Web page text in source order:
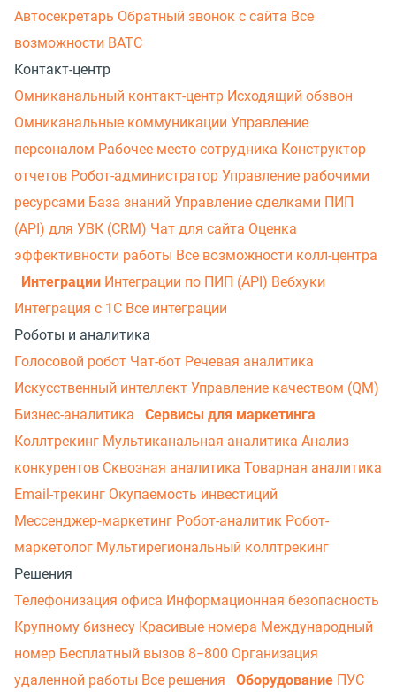
Автосекретарь Обратный звонок с сайта Все
возможности ВАТС
Контакт-центр
Омниканальный контакт-центр Исходящий обзвон
Омниканальные коммуникации Управление
персоналом Рабочее место сотрудника Конструктор
отчетов Робот-администратор Управление рабочими
ресурсами База знаний Управление сделками ПИП
(API) для УВК (CRM) Чат для сайта Оценка
эффективности работы Все возможности колл-центра
Интеграции Интеграции по ПИП (API) Вебхуки
Интеграция с 1С Все интеграции
Роботы и аналитика
Голосовой робот Чат-бот Речевая аналитика
Искусственный интеллект Управление качеством (QM)
Бизнес-аналитика
Сервисы для маркетинга
Коллтрекинг Мультиканальная аналитика Анализ
конкурентов Сквозная аналитика Товарная аналитика
Email-трекинг Окупаемость инвестиций
Мессенджер‑маркетинг Робот-аналитик Робот-
маркетолог Мультирегиональный коллтрекинг
Решения
Телефонизация офиса Информационная безопасность
Крупному бизнесу Красивые номера Международный
номер Бесплатный вызов 8−800 Организация
удаленной работы Все решения Оборудование ПУС